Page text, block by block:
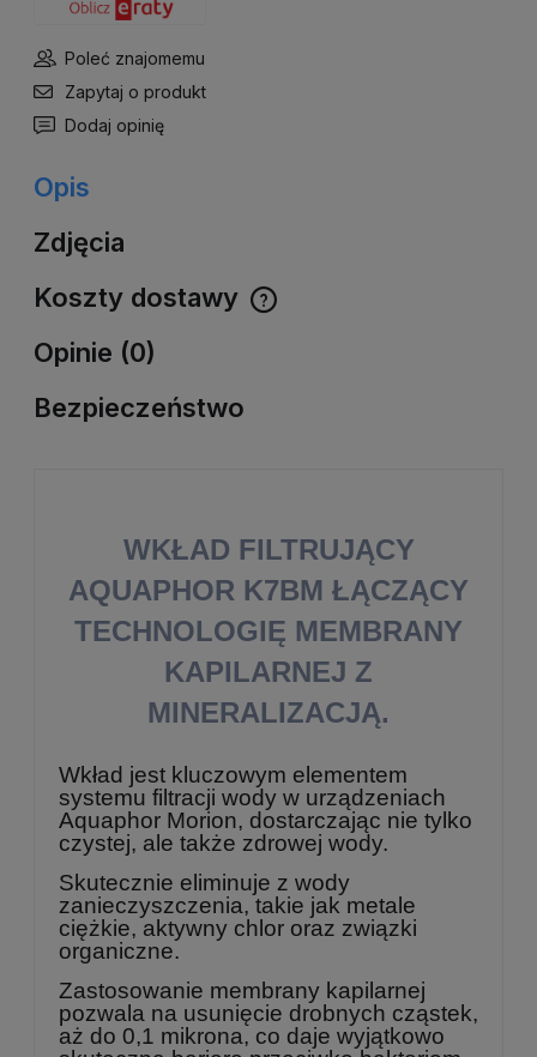
Zapytaj o produkt
Poleć znajomemu
Dodaj opinię
Opis
Zdjęcia
Koszty dostawy
Cena nie zawiera ewentualnych kosztów płatności
Opinie (0)
Bezpieczeństwo
WKŁAD FILTRUJĄCY
AQUAPHOR K7BM ŁĄCZĄCY
TECHNOLOGIĘ MEMBRANY
KAPILARNEJ Z
MINERALIZACJĄ.
Wkład jest kluczowym elementem
systemu filtracji wody w urządzeniach
Aquaphor Morion, dostarczając nie tylko
czystej, ale także zdrowej wody.
Skutecznie eliminuje z wody
zanieczyszczenia, takie jak metale
ciężkie, aktywny chlor oraz związki
organiczne.
Zastosowanie membrany kapilarnej
pozwala na usunięcie drobnych cząstek,
aż do 0,1 mikrona, co daje wyjątkowo